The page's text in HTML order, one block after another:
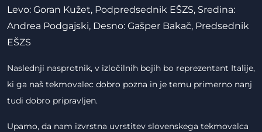
Levo: Goran Kužet, Podpredsednik EŠZS, Sredina:
Andrea Podgajski, Desno: Gašper Bakač, Predsednik
EŠZS
Naslednji nasprotnik, v izločilnih bojih bo reprezentant Italije,
ki ga naš tekmovalec dobro pozna in je temu primerno nanj
tudi dobro pripravljen.
Upamo, da nam izvrstna uvrstitev slovenskega tekmovalca